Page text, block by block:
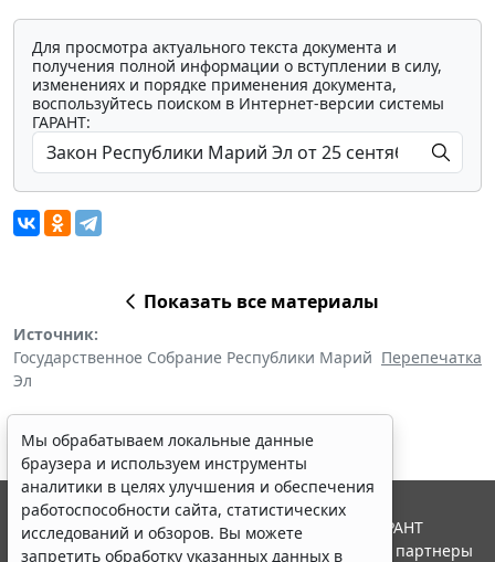
Для просмотра актуального текста документа и
получения полной информации о вступлении в силу,
изменениях и порядке применения документа,
воспользуйтесь поиском в Интернет-версии системы
ГАРАНТ:
Показать все материалы
Источник:
Государственное Собрание Республики Марий
Эл
Перепечатка
Мы обрабатываем локальные данные
браузера и используем инструменты
аналитики в целях улучшения и обеспечения
работоспособности сайта, статистических
исследований и обзоров. Вы можете
запретить обработку указанных данных в
© ООО "НПП "ГАРАНТ-СЕРВИС", 2026. Система ГАРАНТ
выпускается с 1990 года. Компания "Гарант" и ее партнеры